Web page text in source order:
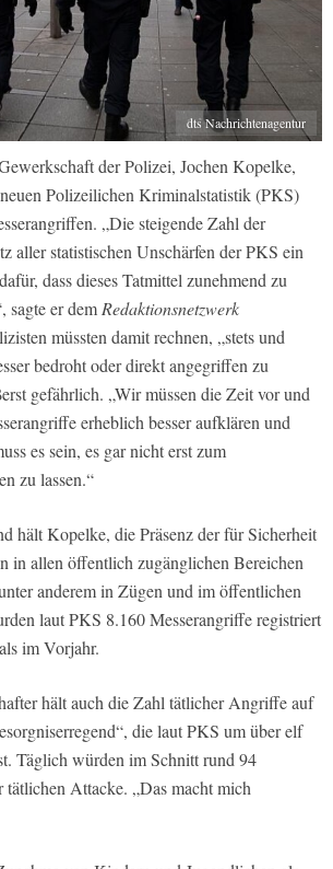
dts Nachrichtenagentur
der Polizei, Jochen Kopelke,
Polizeilichen Kriminalstatistik (PKS)
„Die steigende Zahl der
aller statistischen Unschärfen der PKS ein
dass dieses Tatmittel zunehmend zu
sagte er demRedaktionsnetzwerk
müssten damit rechnen, „stets und
bedroht oder direkt angegriffen zu
gefährlich. „Wir müssen die Zeit vor und
erheblich besser aufklären und
es sein, es gar nicht erst zum
zu lassen.“
hält Kopelke, die Präsenz der für Sicherheit
in allen öffentlich zugänglichen Bereichen
anderem in Zügen und im öffentlichen
laut PKS 8.160 Messerangriffe registriert
im Vorjahr.
hält auch die Zahl tätlicher Angriffe auf
die laut PKS um über elf
Täglich würden im Schnitt rund 94
tätlichen Attacke. „Das macht mich